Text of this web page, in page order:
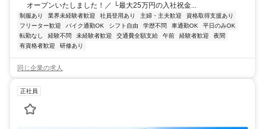
オープンいたしました！／ └最大25万円の入社祝金...
制服あり 業界未経験者歓迎 社員登用あり 主婦・主夫歓迎
資格取得支援あり
フリーター歓迎
バイク通勤OK シフト自由 学歴不問 車通勤OK
平日のみOK
転勤なし
経験不問 未経験者歓迎 交通費全額支給 午前 経験者歓迎
夜間
有資格者歓迎
研修あり
同じ企業の求人
正社員